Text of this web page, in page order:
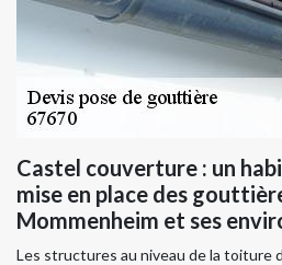
Castel couverture : un
mise en place des
Mommenheim et ses
Les structures au niveau de la toiture